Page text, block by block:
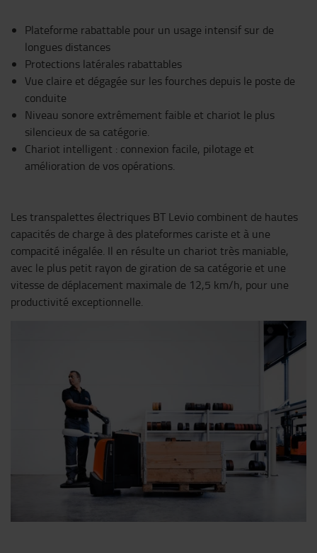
Plateforme rabattable pour un usage intensif sur de
longues distances
Protections latérales rabattables
Vue claire et dégagée sur les fourches depuis le poste de
conduite
Niveau sonore extrêmement faible et chariot le plus
silencieux de sa catégorie.
Chariot intelligent : connexion facile, pilotage et
amélioration de vos opérations.
Les transpalettes électriques BT Levio combinent de hautes
capacités de charge à des plateformes cariste et à une
compacité inégalée. Il en résulte un chariot très maniable,
avec le plus petit rayon de giration de sa catégorie et une
vitesse de déplacement maximale de 12,5 km/h, pour une
productivité exceptionnelle.